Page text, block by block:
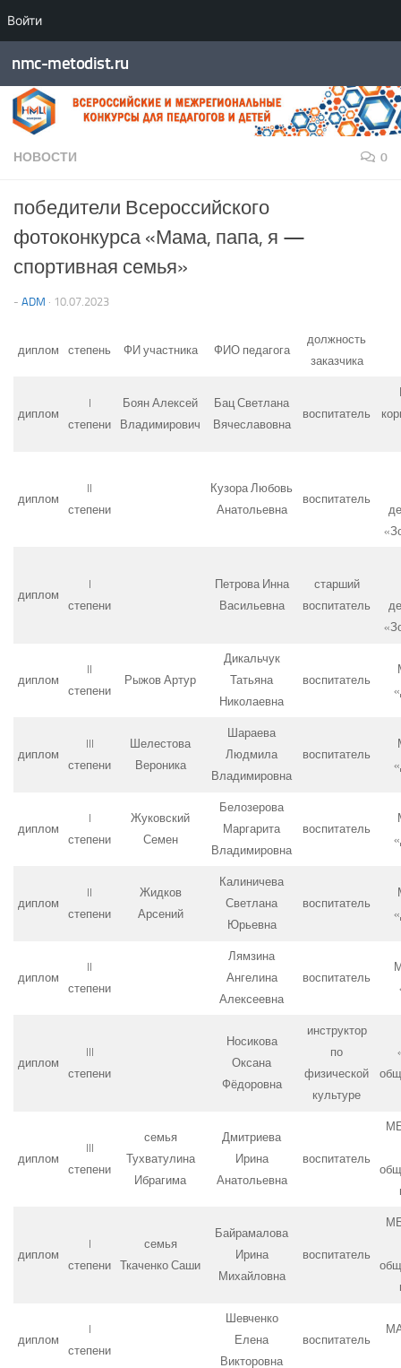
ВойтиПерейти к содержимому
nmc-metodist.ru
НОВОСТИ 0
победители Всероссийского
фотоконкурса «Мама, папа, я —
спортивная семья»
- ADM · 10.07.2023
диплом степень ФИ участника ФИО педагога
должность
заказчика
диплом
I
степени
Боян Алексей
Владимирович
Бац Светлана
Вячеславовна
воспитатель
диплом
II
степени
Кузора Любовь
Анатольевна
воспитатель
диплом
I
степени
Петрова Инна
Васильевна
старший
воспитатель
диплом
II
степени
Рыжов Артур
Дикальчук
Татьяна
Николаевна
воспитатель
диплом
III
степени
Шелестова
Вероника
Шараева
Людмила
Владимировна
воспитатель
диплом
I
степени
Жуковский
Семен
Белозерова
Маргарита
Владимировна
воспитатель
диплом
II
степени
Жидков
Арсений
Калиничева
Светлана
Юрьевна
воспитатель
диплом
II
степени
Лямзина
Ангелина
Алексеевна
воспитатель
диплом
III
степени
Носикова
Оксана
Фёдоровна
инструктор
по
физической
культуре
диплом
III
степени
семья
Тухватулина
Ибрагима
Дмитриева
Ирина
Анатольевна
воспитатель
диплом
I
степени
семья
Ткаченко Саши
Байрамалова
Ирина
Михайловна
воспитатель
диплом
I
степени
Шевченко
Елена
Викторовна
воспитатель